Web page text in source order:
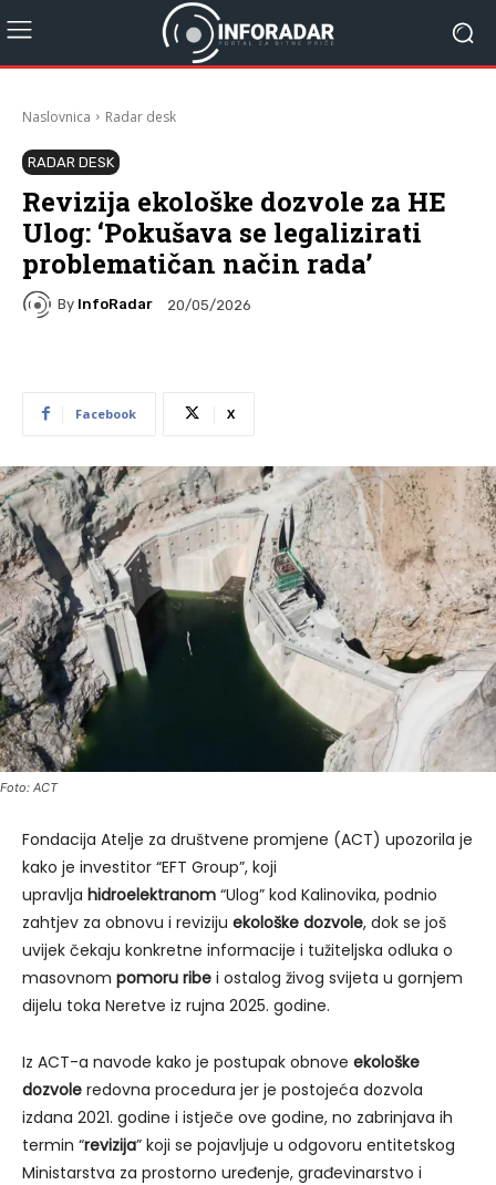
Naslovnica Radar desk
RADAR DESK
Revizija ekološke dozvole za HE
Ulog: ‘Pokušava se legalizirati
problematičan način rada’
By InfoRadar 20/05/2026
Facebook X
Foto: ACT
Fondacija Atelje za društvene promjene (ACT) upozorila je
kako je investitor “EFT Group”, koji
upravlja hidroelektranom “Ulog” kod Kalinovika, podnio
zahtjev za obnovu i reviziju ekološke dozvole, dok se još
uvijek čekaju konkretne informacije i tužiteljska odluka o
masovnom pomoru ribe i ostalog živog svijeta u gornjem
dijelu toka Neretve iz rujna 2025. godine.
Iz ACT-a navode kako je postupak obnove ekološke
dozvole redovna procedura jer je postojeća dozvola
izdana 2021. godine i istječe ove godine, no zabrinjava ih
termin “revizija” koji se pojavljuje u odgovoru entitetskog
Ministarstva za prostorno uređenje, građevinarstvo i